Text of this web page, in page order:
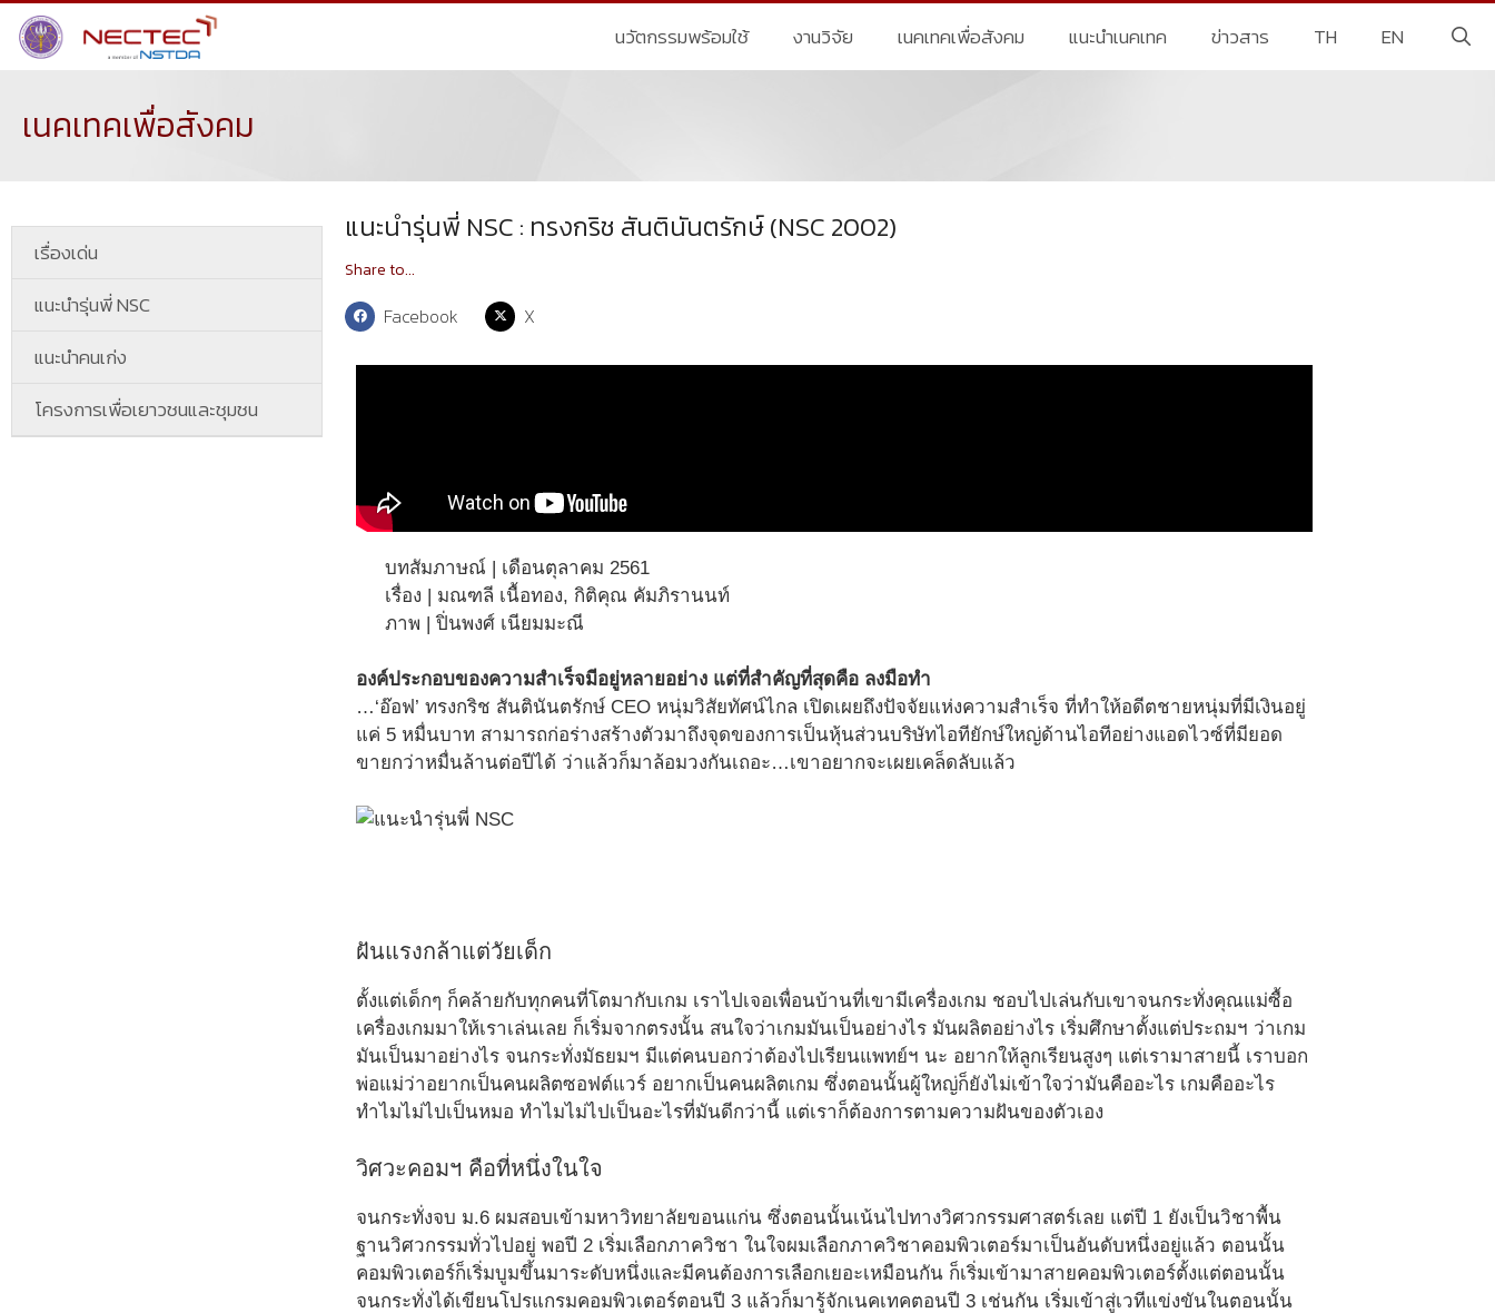
นวัตกรรมพร้อมใช้ งานวิจัย เนคเทคเพื่อสังคม แนะนำเนคเทค ข่าวสาร TH EN
เนคเทคเพื่อสังคม
เรื่องเด่น
แนะนำรุ่นพี่ NSC
แนะนำคนเก่ง
โครงการเพื่อเยาวชนและชุมชน
แนะนำรุ่นพี่ NSC : ทรงกริช สันตินันตรักษ์ (NSC 2002)
Share to...
Facebook X
บทสัมภาษณ์ | เดือนตุลาคม 2561
เรื่อง | มณฑลี เนื้อทอง, กิติคุณ คัมภิรานนท์
ภาพ | ปิ่นพงศ์ เนียมมะณี
องค์ประกอบของความสำเร็จมีอยู่หลายอย่าง แต่ที่สำคัญที่สุดคือ ลงมือทำ
…‘อ๊อฟ’ ทรงกริช สันตินันตรักษ์ CEO หนุ่มวิสัยทัศน์ไกล เปิดเผยถึงปัจจัยแห่งความสำเร็จ ที่ทำให้อดีตชายหนุ่มที่มีเงินอยู่
แค่ 5 หมื่นบาท สามารถก่อร่างสร้างตัวมาถึงจุดของการเป็นหุ้นส่วนบริษัทไอทียักษ์ใหญ่ด้านไอทีอย่างแอดไวซ์ที่มียอด
ขายกว่าหมื่นล้านต่อปีได้ ว่าแล้วก็มาล้อมวงกันเถอะ…เขาอยากจะเผยเคล็ดลับแล้ว
ฝันแรงกล้าแต่วัยเด็ก
ตั้งแต่เด็กๆ ก็คล้ายกับทุกคนที่โตมากับเกม เราไปเจอเพื่อนบ้านที่เขามีเครื่องเกม ชอบไปเล่นกับเขาจนกระทั่งคุณแม่ซื้อ
เครื่องเกมมาให้เราเล่นเลย ก็เริ่มจากตรงนั้น สนใจว่าเกมมันเป็นอย่างไร มันผลิตอย่างไร เริ่มศึกษาตั้งแต่ประถมฯ ว่าเกม
มันเป็นมาอย่างไร จนกระทั่งมัธยมฯ มีแต่คนบอกว่าต้องไปเรียนแพทย์ฯ นะ อยากให้ลูกเรียนสูงๆ แต่เรามาสายนี้ เราบอก
พ่อแม่ว่าอยากเป็นคนผลิตซอฟต์แวร์ อยากเป็นคนผลิตเกม ซึ่งตอนนั้นผู้ใหญ่ก็ยังไม่เข้าใจว่ามันคืออะไร เกมคืออะไร
ทำไมไม่ไปเป็นหมอ ทำไมไม่ไปเป็นอะไรที่มันดีกว่านี้ แต่เราก็ต้องการตามความฝันของตัวเอง
วิศวะคอมฯ คือที่หนึ่งในใจ
จนกระทั่งจบ ม.6 ผมสอบเข้ามหาวิทยาลัยขอนแก่น ซึ่งตอนนั้นเน้นไปทางวิศวกรรมศาสตร์เลย แต่ปี 1 ยังเป็นวิชาพื้น
ฐานวิศวกรรมทั่วไปอยู่ พอปี 2 เริ่มเลือกภาควิชา ในใจผมเลือกภาควิชาคอมพิวเตอร์มาเป็นอันดับหนึ่งอยู่แล้ว ตอนนั้น
คอมพิวเตอร์ก็เริ่มบูมขึ้นมาระดับหนึ่งและมีคนต้องการเลือกเยอะเหมือนกัน ก็เริ่มเข้ามาสายคอมพิวเตอร์ตั้งแต่ตอนนั้น
จนกระทั่งได้เขียนโปรแกรมคอมพิวเตอร์ตอนปี 3 แล้วก็มารู้จักเนคเทคตอนปี 3 เช่นกัน เริ่มเข้าสู่เวทีแข่งขันในตอนนั้น